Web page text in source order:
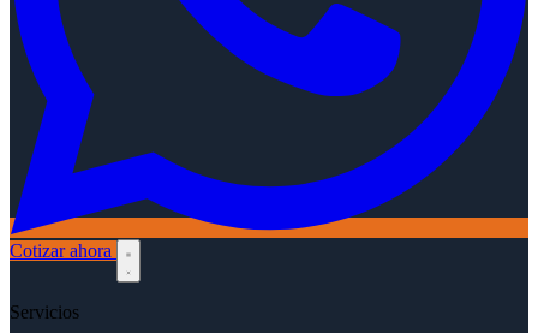
Cotizar ahora
Servicios